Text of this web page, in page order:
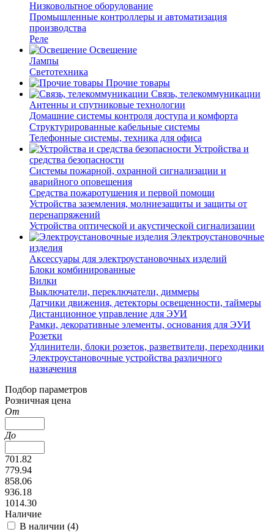
Низковольтное оборудование
Промышленные контроллеры и автоматизация
производства
Реле
Освещение
Лампы
Светотехника
Прочие товары
Связь, телекоммуникации
Антенны и спутниковые технологии
Домашние системы контроля доступа и комфорта
Структурированные кабельные системы
Телефонные системы, техника для офиса
Устройства и
средства безопасности
Системы пожарной, охранной сигнализации и
аварийного оповещения
Средства пожаротушения и первой помощи
Устройства заземления, молниезащиты и защиты от
перенапряжений
Устройства оптической и акустической сигнализации
Электроустановочные
изделия
Аксессуары для электроустановочных изделий
Блоки комбинированные
Вилки
Выключатели, переключатели, диммеры
Датчики движения, детекторы освещенности, таймеры
Дистанционное управление для ЭУИ
Рамки, декоративные элементы, основания для ЭУИ
Розетки
Удлинители, блоки розеток, разветвители, переходники
Электроустановочные устройства различного
назначения
Подбор параметров
Розничная цена
От
До
701.82
779.94
858.06
936.18
1014.30
Наличие
В наличии (4)